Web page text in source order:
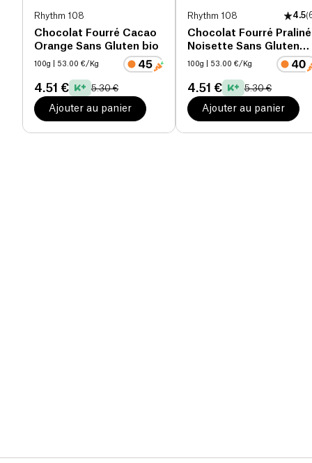
Rhythm 108
Chocolat Fourré Cacao
Orange Sans Gluten bio
100g | 53.00 €/Kg
4.51 € 5.30 €
Ajouter au panier
Rhythm 108 4.5(
Chocolat Fourré Praliné
Noisette Sans Gluten
bio
100g | 53.00 €/Kg
4.51 € 5.30 €
Ajouter au panier